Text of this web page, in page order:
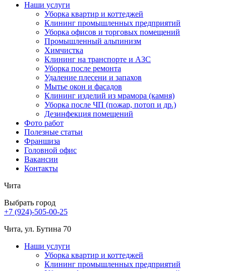
Наши услуги
Уборка квартир и коттеджей
Клининг промышленных предприятий
Уборка офисов и торговых помещений
Промышленный альпинизм
Химчистка
Клининг на транспорте и АЗС
Уборка после ремонта
Удаление плесени и запахов
Мытье окон и фасадов
Клининг изделий из мрамора (камня)
Уборка после ЧП (пожар, потоп и др.)
Дезинфекция помещений
Фото работ
Полезные статьи
Франшиза
Головной офис
Вакансии
Контакты
Чита
Выбрать город
+7 (924)-505-00-25
Чита, ул. Бутина 70
Наши услуги
Уборка квартир и коттеджей
Клининг промышленных предприятий